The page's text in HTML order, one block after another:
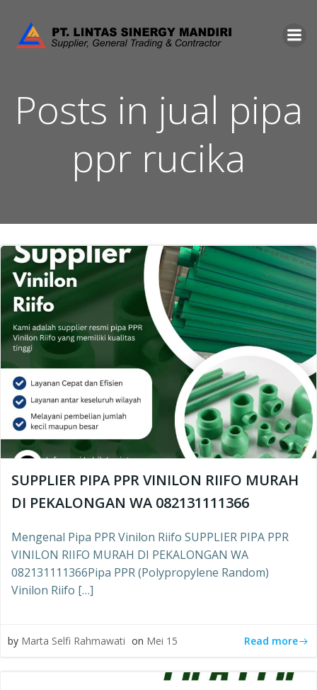
to
content
Posts in jual pipa
ppr rucika
SUPPLIER PIPA PPR VINILON RIIFO MURAH
DI PEKALONGAN WA 082131111366
Mengenal Pipa PPR Vinilon Riifo SUPPLIER PIPA PPR
VINILON RIIFO MURAH DI PEKALONGAN WA
082131111366Pipa PPR (Polypropylene Random)
Vinilon Riifo […]
by Marta Selfi Rahmawati on Mei 15 Read more